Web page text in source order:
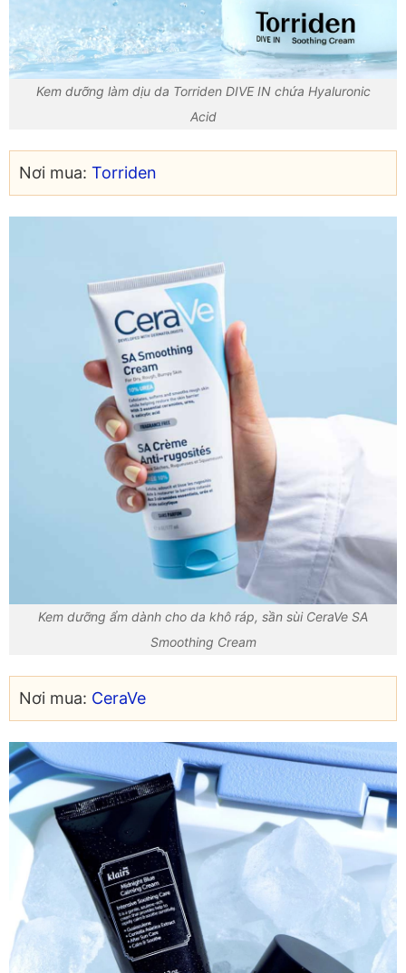
Kem dưỡng làm dịu da Torriden DIVE IN chứa Hyaluronic
Acid
Nơi mua: Torriden
Kem dưỡng ẩm dành cho da khô ráp, sần sùi CeraVe SA
Smoothing Cream
Nơi mua: CeraVe